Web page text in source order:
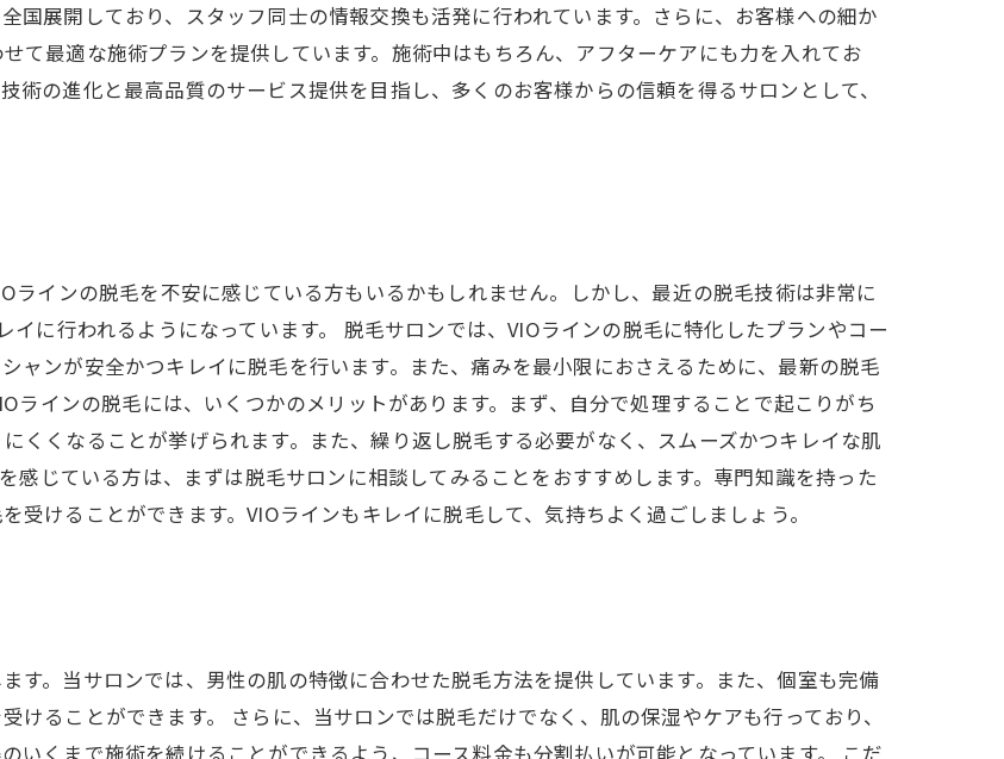
国展開しており、スタッフ同士の情報交換も活発に行われています。さらに、お客様への細か
て最適な施術プランを提供しています。施術中はもちろん、アフターケアにも力を入れてお
術の進化と最高品質のサービス提供を目指し、多くのお客様からの信頼を得るサロンとして、
ラインの脱毛を不安に感じている方もいるかもしれません。しかし、最近の脱毛技術は非常に
に行われるようになっています。 脱毛サロンでは、VIOラインの脱毛に特化したプランやコー
ャンが安全かつキレイに脱毛を行います。また、痛みを最小限におさえるために、最新の脱毛
ラインの脱毛には、いくつかのメリットがあります。まず、自分で処理することで起こりがち
くくなることが挙げられます。また、繰り返し脱毛する必要がなく、スムーズかつキレイな肌
感じている方は、まずは脱毛サロンに相談してみることをおすすめします。専門知識を持った
受けることができます。VIOラインもキレイに脱毛して、気持ちよく過ごしましょう。
す。当サロンでは、男性の肌の特徴に合わせた脱毛方法を提供しています。また、個室も完備
けることができます。 さらに、当サロンでは脱毛だけでなく、肌の保湿やケアも行っており、
いくまで施術を続けることができるよう、コース料金も分割払いが可能となっています。 こだ